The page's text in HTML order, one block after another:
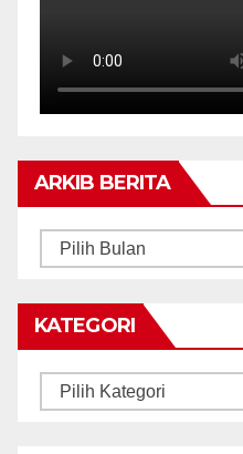
ARKIB BERITA
ARKIB
KATEGORI
Kategori